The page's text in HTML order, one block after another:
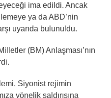
ima edildi. Ancak
ya da ABD’nin
uyarıda bulunuldu.
(BM) Anlaşması’nın
Siyonist rejimin
yönelik saldırısına